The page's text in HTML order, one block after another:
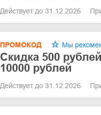
Действует до 31.12.2026
ПРОМОКОД Мы
Скидка 500
10000 рублей
Действует до 31.12.2026